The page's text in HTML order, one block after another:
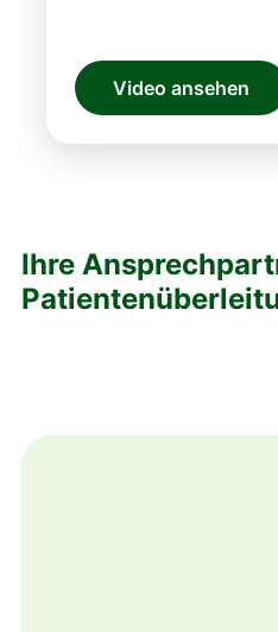
Video ansehen
Ihre